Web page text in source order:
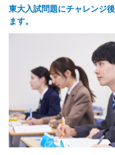
東大入試問題にチャレンジ
ます。